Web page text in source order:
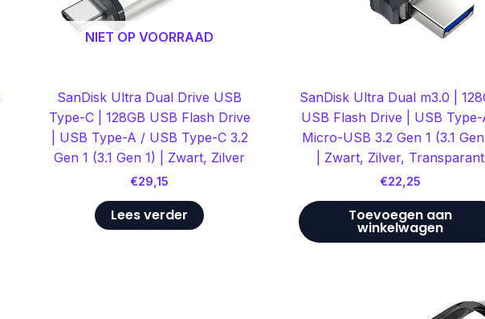
NIET OP VOORRAAD
SanDisk Ultra Dual Drive USB
Type-C | 128GB USB Flash Drive
| USB Type-A / USB Type-C 3.2
Gen 1 (3.1 Gen 1) | Zwart, Zilver
€29,15
Lees verder
SanDisk Ultra Dual m3.0 |
USB Flash Drive | USB
Micro-USB 3.2 Gen 1 (3.1
| Zwart, Zilver, Transparant
€22,25
Toevoegen aan
winkelwagen